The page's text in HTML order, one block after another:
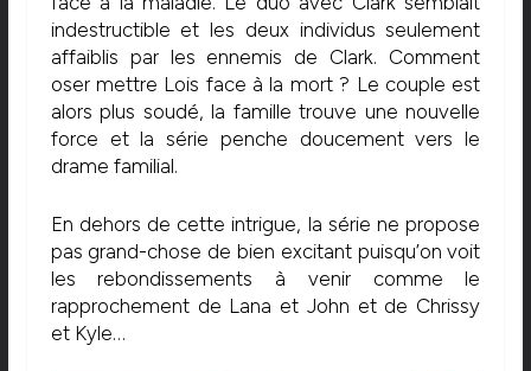
indestructible et les deux individus seulement
affaiblis par les ennemis de Clark. Comment
oser mettre Lois face à la mort ? Le couple est
alors plus soudé, la famille trouve une nouvelle
force et la série penche doucement vers le
drame familial.
En dehors de cette intrigue, la série ne propose
pas grand-chose de bien excitant puisqu’on voit
les rebondissements à venir comme le
rapprochement de Lana et John et de Chrissy
et Kyle…